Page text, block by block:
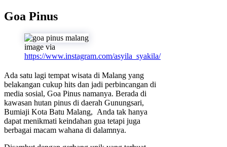
Goa Pinus
image via
https://www.instagram.com/asyila_syakila/
Ada satu lagi tempat wisata di Malang yang
belakangan cukup hits dan jadi perbincangan di
media sosial, Goa Pinus namanya. Berada di
kawasan hutan pinus di daerah Gunungsari,
Bumiaji Kota Batu Malang, Anda tak hanya
dapat menikmati keindahan gua tetapi juga
berbagai macam wahana di dalamnya.